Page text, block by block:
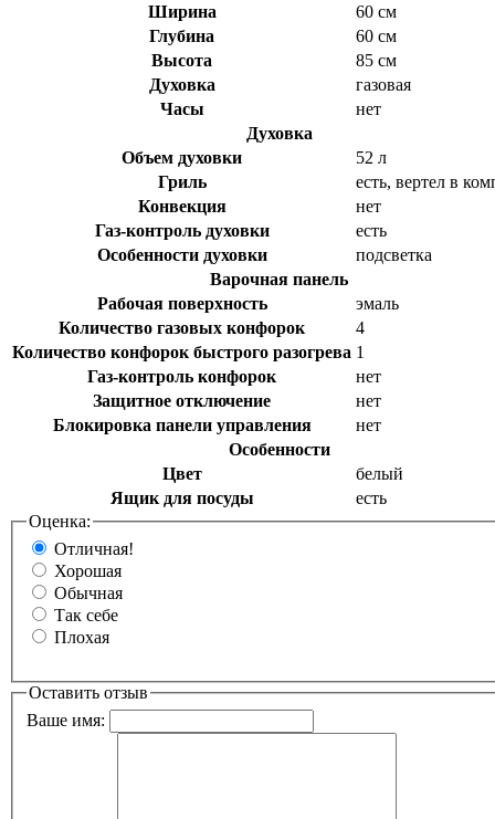
Ширина
60 см
Глубина
60 см
Высота
85 см
Духовка
газовая
Часы
нет
Духовка
Объем духовки
52 л
Гриль
есть, вертел в
Конвекция
нет
Газ-контроль духовки
есть
Особенности духовки
подсветка
Варочная панель
Рабочая поверхность
эмаль
Количество газовых конфорок
4
Количество конфорок быстрого разогрева 1
Газ-контроль конфорок
нет
Защитное отключение
нет
Блокировка панели управления
нет
Особенности
Цвет
белый
Ящик для посуды
есть
Оценка:
Отличная!
Хорошая
Обычная
Так себе
Плохая
Оставить отзыв
Ваше имя: